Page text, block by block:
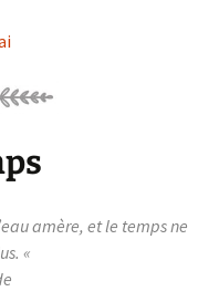
amère, et le temps ne
«